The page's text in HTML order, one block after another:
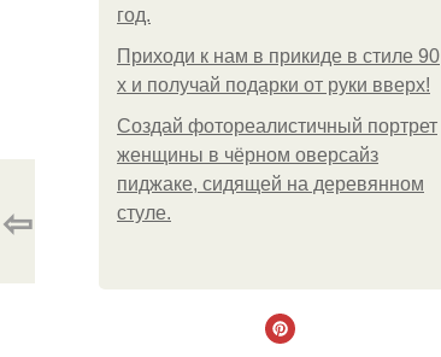
год.
Приходи к нам в прикиде в стиле 90
х и получай подарки от руки вверх!
Создай фотореалистичный портрет
женщины в чёрном оверсайз
пиджаке, сидящей на деревянном
стуле.
⇦